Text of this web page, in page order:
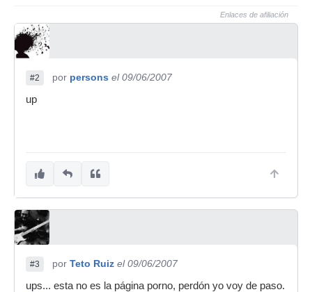
Enlaces de afiliación
#2 por persons el 09/06/2007
up
#3 por Teto Ruiz el 09/06/2007
ups... esta no es la página porno, perdón yo voy de paso.